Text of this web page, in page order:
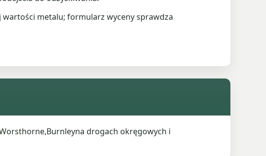
metalu; formularz wyceny sprawdza
drogach okręgowych i